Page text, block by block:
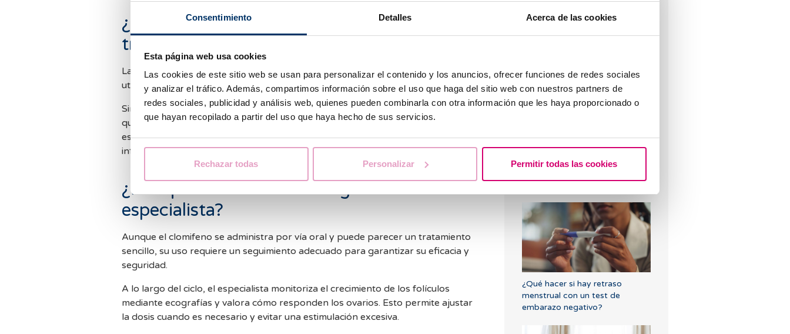
Consentimiento Detalles Acerca de las cookies
Esta página web usa cookies
Las cookies de este sitio web se usan para personalizar el contenido y los anuncios, ofrecer funciones de redes sociales
y analizar el tráfico. Además, compartimos información sobre el uso que haga del sitio web con nuestros partners de
redes sociales, publicidad y análisis web, quienes pueden combinarla con otra información que les haya proporcionado o
que hayan recopilado a partir del uso que haya hecho de sus servicios.
Rechazar todas Personalizar Permitir todas las cookies
¿Qué resultados pueden esperarse con el
tratamiento con clomifeno?
La respuesta al clomifeno es, en general, buena. La mayoría de mujeres que lo
utilizan consigue ovular, con tasas que superan el 70%.
Sin embargo, es importante recordar que la ovulación por sí sola no garantiza
que el embarazo se produzca. Factores como la edad, la calidad del semen, el
estado del endometrio o la salud general del sistema reproductor también
influyen.
¿Por qué es necesario el seguimiento de un
especialista?
Aunque el clomifeno se administra por vía oral y puede parecer un tratamiento
sencillo, su uso requiere un seguimiento adecuado para garantizar su eficacia y
seguridad.
A lo largo del ciclo, el especialista monitoriza el crecimiento de los folículos
mediante ecografías y valora cómo responden los ovarios. Esto permite ajustar
la dosis cuando es necesario y evitar una estimulación excesiva.
Menopausia: síntomas, causas y
tratamientos para afrontarla
Los más leídos
afecta a la fertilidad?
¿Qué hacer si hay retraso
menstrual con un test de
embarazo negativo?